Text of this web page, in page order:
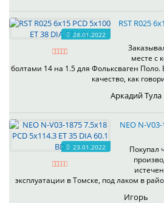
28.01.2022
RST R025
месте с
болтами 14 на 1.5 для Фольксваген
качество, как
Аркадий Тула
23.01.2022
NEO N-
Покупал
эксплуатации в Томске, под лаком в
Игорь